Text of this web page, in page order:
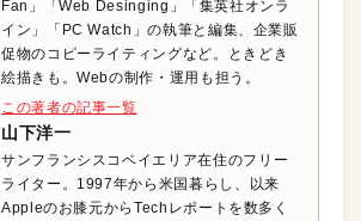
Fan」「Web Desinging」「集英社オンラ
イン」「PC Watch」の執筆と編集、企業販
促物のコピーライティングなど。ときどき
絵描きも。Webの制作・運用も担う。
この著者の記事一覧
山下洋一
サンフランシスコベイエリア在住のフリー
ライター。1997年から米国暮らし、以来
Appleのお膝元からTechレポートを数多く